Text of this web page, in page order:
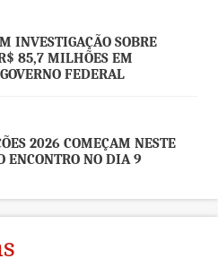
INVESTIGAÇÃO SOBRE
85,7 MILHÕES EM
FEDERAL
2026 COMEÇAM NESTE
ENCONTRO NO DIA 9